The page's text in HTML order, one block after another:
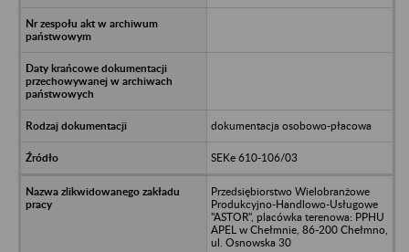
dokumentacja osobowo-płacowa
SEKe 610-106/03
Przedsiębiorstwo Wielobranżowe
Produkcyjno-Handlowo-Usługowe
"ASTOR", placówka terenowa: PPHU
APEL w Chełmnie, 86-200 Chełmno,
ul. Osnowska 30